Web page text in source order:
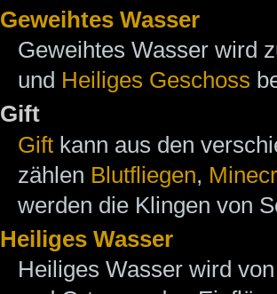
Geweihtes Wasser
Geweihtes Wasser wird
und Heiliges Geschoss
Gift
Gift kann aus den
zählen Blutfliegen,
werden die Klingen von
Heiliges Wasser
Heiliges Wasser wird